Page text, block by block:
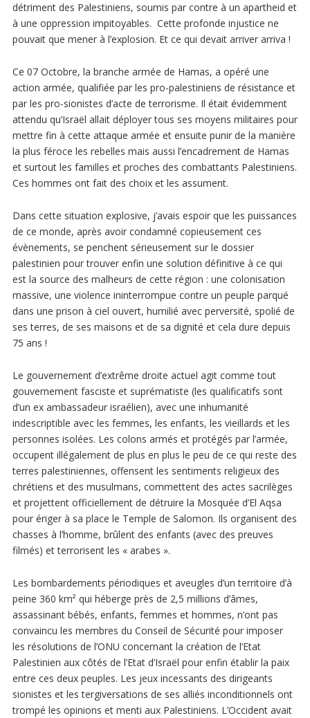
détriment des Palestiniens, soumis par contre à un apartheid et
à une oppression impitoyables. Cette profonde injustice ne
pouvait que mener à l’explosion. Et ce qui devait arriver arriva !
Ce 07 Octobre, la branche armée de Hamas, a opéré une
action armée, qualifiée par les pro-palestiniens de résistance et
par les pro-sionistes d’acte de terrorisme. Il était évidemment
attendu qu’Israël allait déployer tous ses moyens militaires pour
mettre fin à cette attaque armée et ensuite punir de la manière
la plus féroce les rebelles mais aussi l’encadrement de Hamas
et surtout les familles et proches des combattants Palestiniens.
Ces hommes ont fait des choix et les assument.
Dans cette situation explosive, j’avais espoir que les puissances
de ce monde, après avoir condamné copieusement ces
évènements, se penchent sérieusement sur le dossier
palestinien pour trouver enfin une solution définitive à ce qui
est la source des malheurs de cette région : une colonisation
massive, une violence ininterrompue contre un peuple parqué
dans une prison à ciel ouvert, humilié avec perversité, spolié de
ses terres, de ses maisons et de sa dignité et cela dure depuis
75 ans !
Le gouvernement d’extrême droite actuel agit comme tout
gouvernement fasciste et suprématiste (les qualificatifs sont
d’un ex ambassadeur israélien), avec une inhumanité
indescriptible avec les femmes, les enfants, les vieillards et les
personnes isolées. Les colons armés et protégés par l’armée,
occupent illégalement de plus en plus le peu de ce qui reste des
terres palestiniennes, offensent les sentiments religieux des
chrétiens et des musulmans, commettent des actes sacrilèges
et projettent officiellement de détruire la Mosquée d’El Aqsa
pour ériger à sa place le Temple de Salomon. Ils organisent des
chasses à l’homme, brûlent des enfants (avec des preuves
filmés) et terrorisent les « arabes ».
Les bombardements périodiques et aveugles d’un territoire d’à
peine 360 km² qui héberge près de 2,5 millions d’âmes,
assassinant bébés, enfants, femmes et hommes, n’ont pas
convaincu les membres du Conseil de Sécurité pour imposer
les résolutions de l’ONU concernant la création de l’Etat
Palestinien aux côtés de l’Etat d’Israël pour enfin établir la paix
entre ces deux peuples. Les jeux incessants des dirigeants
sionistes et les tergiversations de ses alliés inconditionnels ont
trompé les opinions et menti aux Palestiniens. L’Occident avait